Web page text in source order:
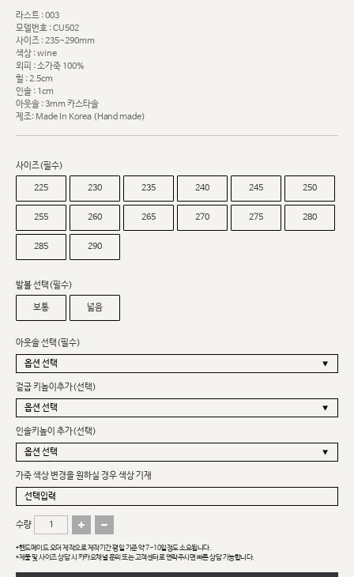
라스트 : 003
모델번호 : CU502
사이즈 : 235~290mm
색상 : wine
외피 : 소가죽 100%
힐 : 2.5cm
인솔 : 1cm
아웃솔 : 3mm 카스타솔
제조: Made In Korea (Hand made)
사이즈(필수)
225 230 235 240 245 250
255 260 265 270 275 280
285 290
발볼 선택(필수)
보통 넓음
아웃솔 선택(필수)
겉굽 키높이추가(선택)
인솔키높이 추가(선택)
가죽 색상 변경을 원하실 경우 색상 기재
수량
*핸드메이드 오더 제작으로 제작기간 평일 기준 약 7~10일정도 소요됩니다.
*제품 및 사이즈 상담 시 카카오채널 문의 또는 고객센터로 연락주시면 빠른 상담 가능합니다.